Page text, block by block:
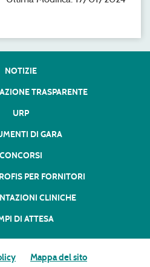
NOTIZIE
TRASPARENTE
URP
DI GARA
CONCORSI
PER FORNITORI
CLINICHE
DI ATTESA
Mappa del sito